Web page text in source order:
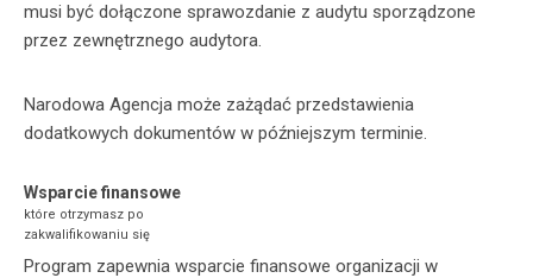
musi być dołączone sprawozdanie z audytu sporządzone
przez zewnętrznego audytora.
Narodowa Agencja może zażądać przedstawienia
dodatkowych dokumentów w późniejszym terminie.
Wsparcie finansowe
które otrzymasz po
zakwalifikowaniu się
Program zapewnia wsparcie finansowe organizacji w